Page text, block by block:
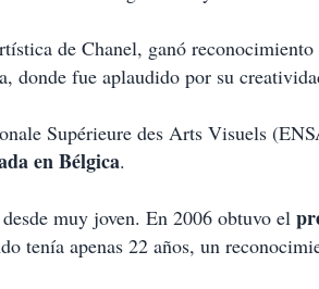
de Chanel, ganó
donde fue aplaudido por su
Supérieure des Arts Visuels
en Bélgica.
muy joven. En 2006 obtuvo el
tenía apenas 22 años, un